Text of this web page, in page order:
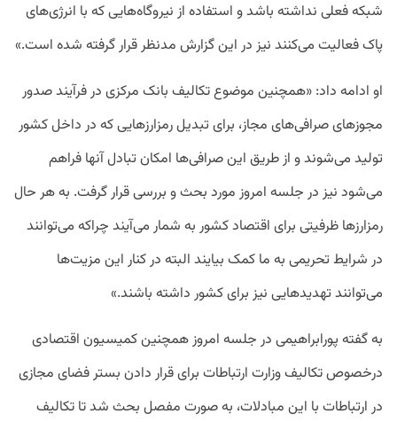
شبکه فعلی نداشته باشد و استفاده از نیروگاه‌هایی که با انرژی‌های
پاک فعالیت می‌کنند نیز در این گزارش مدنظر قرار گرفته شده است.»
او ادامه داد: «همچنین موضوع تکالیف بانک مرکزی در فرآیند صدور
مجوزهای صرافی‌های مجاز، برای تبدیل رمزارزهایی که در داخل کشور
تولید می‌شوند و از طریق این صرافی‌ها امکان تبادل آنها فراهم
می‌شود نیز در جلسه امروز مورد بحث و بررسی قرار گرفت. به هر حال
رمزارزها ظرفیتی برای اقتصاد کشور به شمار می‌آیند چراکه می‌توانند
در شرایط تحریمی به ما کمک بیایند البته در کنار این مزیت‌ها
می‌توانند تهدیدهایی نیز برای کشور داشته باشند.»
به گفته پورابراهیمی در جلسه امروز همچنین کمیسیون اقتصادی
درخصوص تکالیف وزارت ارتباطات برای قرار دادن بستر فضای مجازی
در ارتباطات با این مبادلات، به صورت مفصل بحث شد تا تکالیف